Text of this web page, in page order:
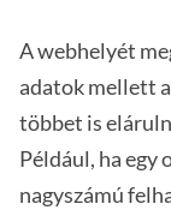
A webhelyét
adatok mellett
többet is
Például, ha egy
nagyszámú